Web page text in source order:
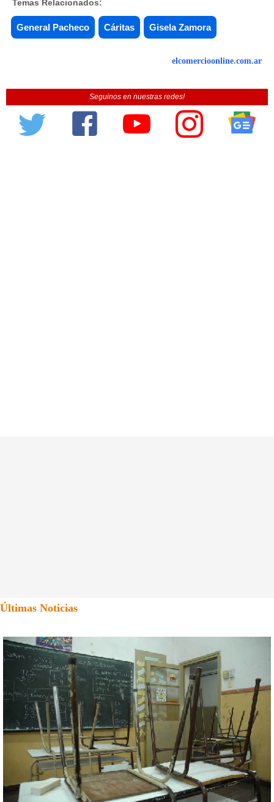
Temas Relacionados:
General Pacheco Cáritas Gisela Zamora
elcomercioonline.com.ar
Seguinos en nuestras redes!
Últimas Noticias